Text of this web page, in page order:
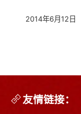
2014年6月12日
友情链接：